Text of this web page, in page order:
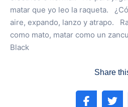
matar que yo leo la raqueta.
aire, expando, lanzo y atrapo.
como mato, matar como un
Black
Share